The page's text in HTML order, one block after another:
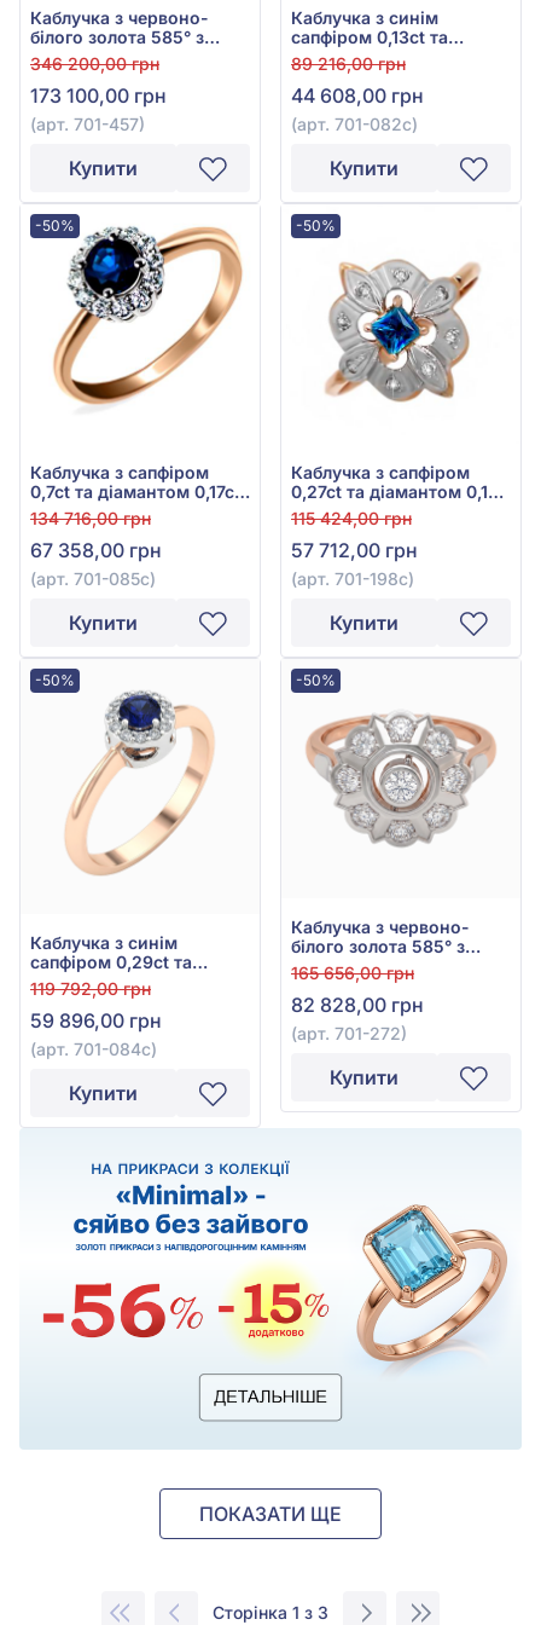
Каблучка з червоно-
білого золота 585° з
діамантом 0,41ct, арт.
701-457
346 200,00 грн
173 100,00 грн
(арт. 701-457)
Купити
Каблучка з синім
сапфіром 0,13ct та
діамантом 0,07ct із
червоно-білого золота
585°, арт. 701-082с
89 216,00 грн
44 608,00 грн
(арт. 701-082с)
Купити
-50%
Каблучка з сапфіром
0,7ct та діамантом 0,17ct
із червоно-білого золота
585°, арт. 701-085с
134 716,00 грн
67 358,00 грн
(арт. 701-085с)
Купити
-50%
Каблучка з сапфіром
0,27ct та діамантом 0,1ct
із червоно-білого золота
585°, арт. 701-198c
115 424,00 грн
57 712,00 грн
(арт. 701-198c)
Купити
-50%
Каблучка з синім
сапфіром 0,29ct та
діамантом 0,11ct із
червоно-білого золота
585°, арт. 701-084с
119 792,00 грн
59 896,00 грн
(арт. 701-084с)
Купити
-50%
Каблучка з червоно-
білого золота 585° з
діамантом 0,48ct, арт.
701-272
165 656,00 грн
82 828,00 грн
(арт. 701-272)
Купити
ПОКАЗАТИ ЩЕ
Сторінка 1 з 3